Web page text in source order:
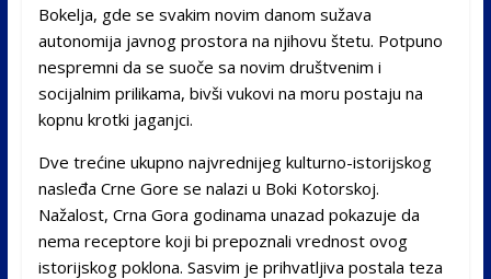
Bokelja, gde se svakim novim danom sužava
autonomija javnog prostora na njihovu štetu. Potpuno
nespremni da se suoče sa novim društvenim i
socijalnim prilikama, bivši vukovi na moru postaju na
kopnu krotki jaganjci.
Dve trećine ukupno najvrednijeg kulturno-istorijskog
nasleđa Crne Gore se nalazi u Boki Kotorskoj.
Nažalost, Crna Gora godinama unazad pokazuje da
nema receptore koji bi prepoznali vrednost ovog
istorijskog poklona. Sasvim je prihvatljiva postala teza